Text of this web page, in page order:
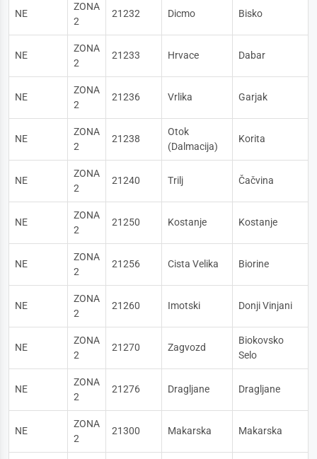
NE
ZONA
2
21232 Dicmo Bisko
NE
ZONA
2
21233 Hrvace Dabar
NE
ZONA
2
21236 Vrlika Garjak
NE
ZONA
2
21238
Otok
(Dalmacija)
Korita
NE
ZONA
2
21240 Trilj Čačvina
NE
ZONA
2
21250 Kostanje Kostanje
NE
ZONA
2
21256 Cista Velika Biorine
NE
ZONA
2
21260 Imotski Donji Vinjani
NE
ZONA
2
21270 Zagvozd
Biokovsko
Selo
NE
ZONA
2
21276 Dragljane Dragljane
NE
ZONA
2
21300 Makarska Makarska